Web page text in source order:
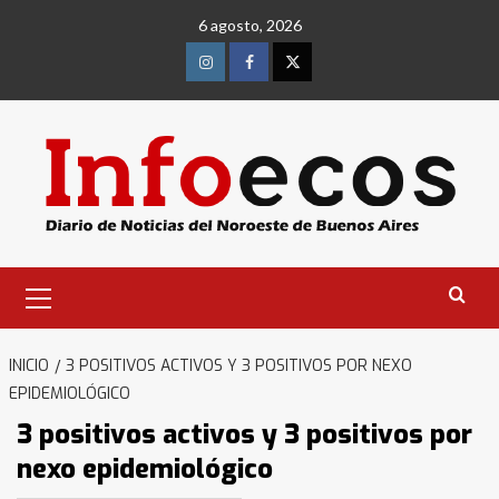
6 agosto, 2026
InstagramFacebookTwitter
primario
INICIO
3 POSITIVOS ACTIVOS Y 3 POSITIVOS POR NEXO
EPIDEMIOLÓGICO
3 positivos activos y 3 positivos por
nexo epidemiológico
3
pampeanos que fueron
protagonistas del fatal accidente
en la mañana del lunes